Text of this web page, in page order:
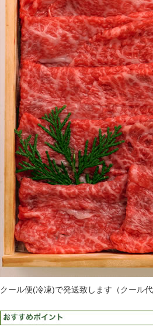
クール便(冷凍)で発送致します（クール